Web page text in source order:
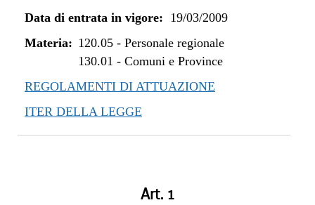
Data di entrata in vigore: 19/03/2009
Materia: 120.05- Personale regionale
130.01 - Comuni e Province
REGOLAMENTI DI ATTUAZIONE
ITER DELLA LEGGE
Art. 1